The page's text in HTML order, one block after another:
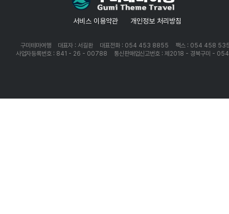
서비스 이용약관 개인정보 처리방침
구미테마여행 대표자 : 서길환 대표전화 : 054 453 8855
팩스 : 054 458
사업자등록번호 : 841 - 26 - 00788
통신판매업신고번호 : 제2018 - 경북구미 -